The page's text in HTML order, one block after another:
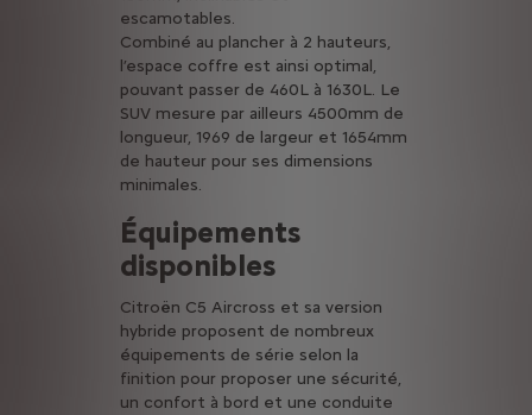
escamotables.
Combiné au plancher à 2 hauteurs,
l’espace coffre est ainsi optimal,
pouvant passer de 460L à 1630L. Le
SUV mesure par ailleurs 4500mm de
longueur, 1969 de largeur et 1654mm
de hauteur pour ses dimensions
minimales.
Équipements
disponibles
Citroën C5 Aircross et sa version
hybride proposent de nombreux
équipements de série selon la
finition pour proposer une sécurité,
un confort à bord et une conduite